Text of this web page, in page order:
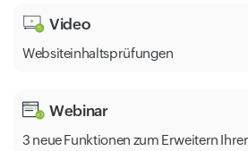
Video
Websiteinhaltsprüfungen
Webinar
3 neue Funktionen zum Erweitern Ihrer